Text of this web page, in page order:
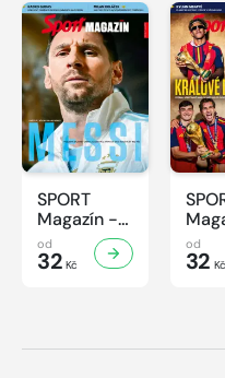
SPORT
Magazín -
32/2026
od
32 Kč
31/
od
32 Kč